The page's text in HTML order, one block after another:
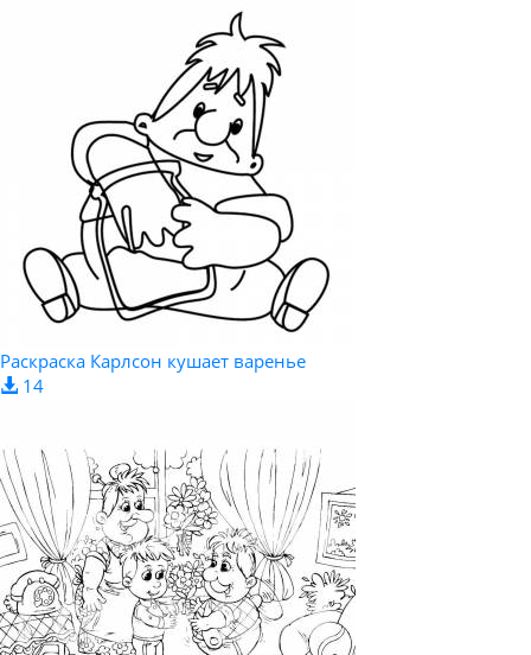
Раскраска Карлсон кушает варенье
14